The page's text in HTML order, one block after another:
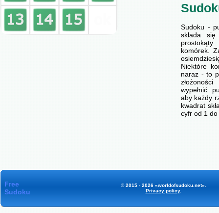
Sudoku -
składa
komórek.
Niektóre
naraz - to
wypełnić
aby każdy
kwadrat
cyfr od 1
Free
Sudoku
© 2015 - 2026 «worldofsudoku.net».
Privacy policy.